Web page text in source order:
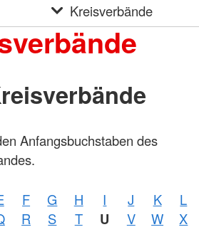
Kreisverbände
Anfangsbuchstaben des
F G H I J K
L
R S T U V W
X